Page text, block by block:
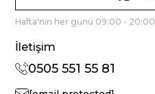
Hafta'nın her günü 09:00 - 20:00
İletişim
0505 551 55 81